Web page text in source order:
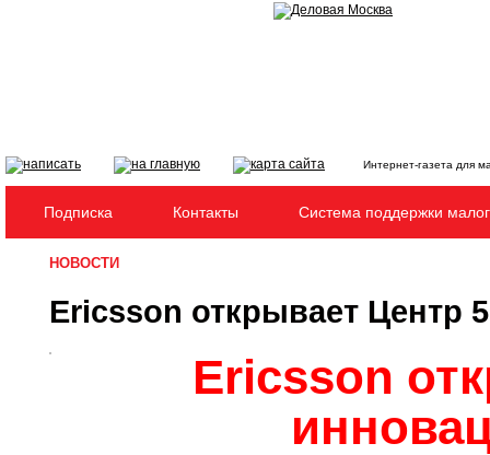
Интернет-газета для
Подписка Контакты Система поддержки
НОВОСТИ
Ericsson открывает Центр
Ericsson